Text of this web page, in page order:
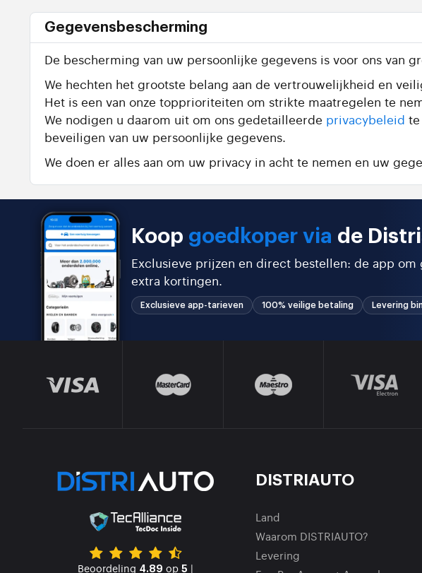
Gegevensbescherming
De bescherming van uw persoonlijke gegevens is voor ons van
We hechten het grootste belang aan de vertrouwelijkheid en
Het is een van onze topprioriteiten om strikte maatregelen te
We nodigen u daarom uit om ons gedetailleerde privacybeleid
beveiligen van uw persoonlijke gegevens.
We doen er alles aan om uw privacy in acht te nemen en uw
Koop goedkoper via de
Exclusieve prijzen en direct bestellen: de app
extra kortingen.
Exclusieve app-tarieven 100% veilige betaling Levering
Beoordeling 4.89 op 5 |
DISTRIAUTO
Land
Waarom DISTRIAUTO?
Levering